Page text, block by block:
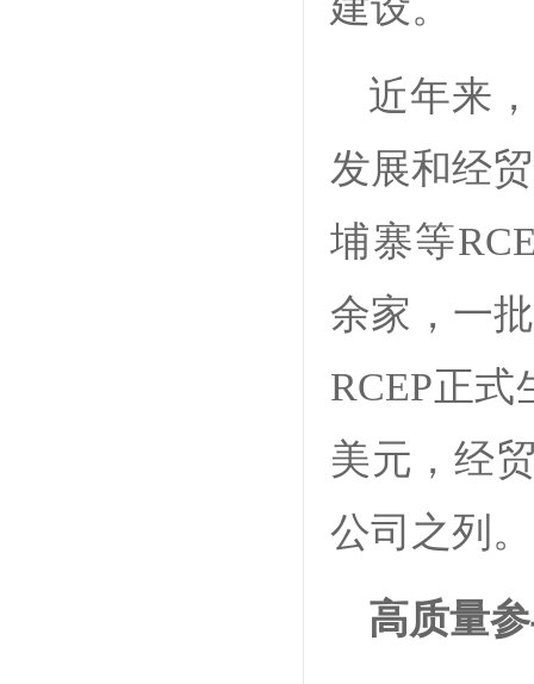
近年来
发展和经
埔寨等
余家，一
RCEP正
美元，经
公司之列。
高质量